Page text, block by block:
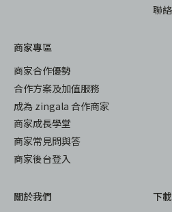
聯
商家專區
商家合作優勢
合作方案及加值服務
成為 zingala 合作商家
商家成長學堂
商家常見問與答
商家後台登入
關於我們
下載